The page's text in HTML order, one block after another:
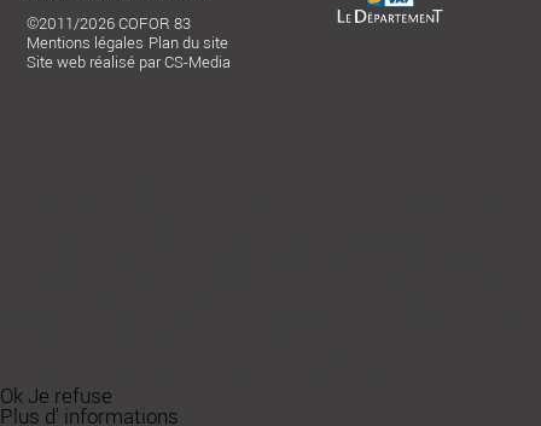
©2011/2026 COFOR 83
Mentions légales Plan du site
Site web réalisé par CS-Media
Ok Je refuse
Plus d' informations